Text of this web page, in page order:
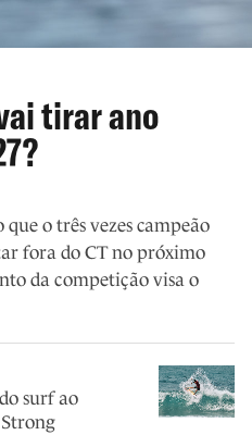
tirar ano
o três vezes campeão
fora do CT no próximo
da competição visa o
surf ao